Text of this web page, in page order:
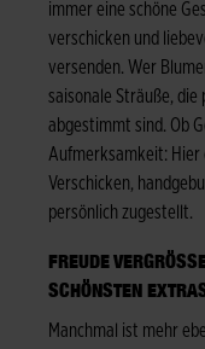
immer eine schöne
verschicken und
versenden. Wer
saisonale Sträuße,
abgestimmt sind. Ob
Aufmerksamkeit: Hier
Verschicken,
persönlich zugestellt.
FREUDE
CHÖNSTEN EXTRAS
Manchmal ist mehr